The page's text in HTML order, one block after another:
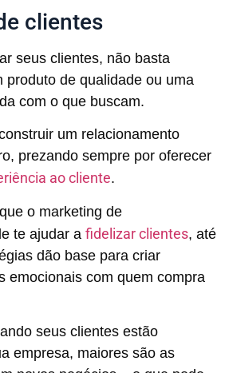
clientes
seus clientes, não basta
produto de qualidade ou uma
com o que buscam.
um relacionamento
prezando sempre por oferecer
ao cliente.
o marketing de
te ajudar a fidelizar clientes, até
dão base para criar
emocionais com quem compra
seus clientes estão
empresa, maiores são as